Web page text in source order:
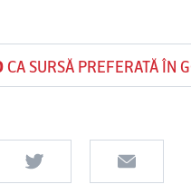
CA SURSĂ PREFERATĂ ÎN